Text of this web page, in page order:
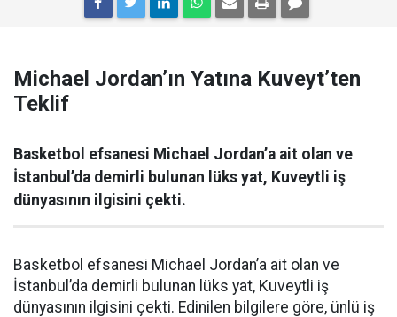
Michael Jordan’ın Yatına Kuveyt’ten
Teklif
Basketbol efsanesi Michael Jordan’a ait olan ve
İstanbul’da demirli bulunan lüks yat, Kuveytli iş
dünyasının ilgisini çekti.
Basketbol efsanesi Michael Jordan’a ait olan ve
İstanbul’da demirli bulunan lüks yat, Kuveytli iş
dünyasının ilgisini çekti. Edinilen bilgilere göre, ünlü iş